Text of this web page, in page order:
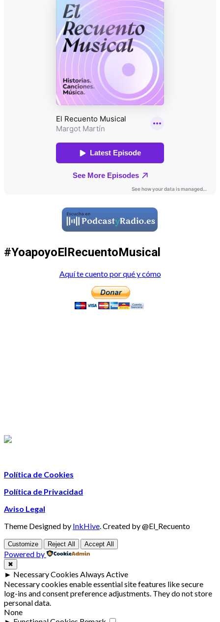
#YoapoyoElRecuentoMusical
Aquí te cuento por qué y cómo
Política de Cookies
Política de Privacidad
Aviso Legal
Theme Designed by InkHive.Created by @El_Recuento
Customize Reject All Accept All
Powered by
✖
► Necessary Cookies Always Active
Necessary cookies enable essential site features like secure
log-ins and consent preference adjustments. They do not store
personal data.
None